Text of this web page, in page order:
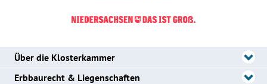
Über die Klosterkammer
Erbbaurecht & Liegenschaften